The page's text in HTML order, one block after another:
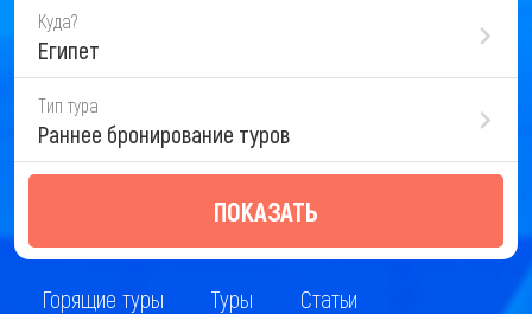
Куда?
Египет
Тип тура
Раннее бронирование туров
ПОКАЗАТЬ
Горящие туры Туры Статьи